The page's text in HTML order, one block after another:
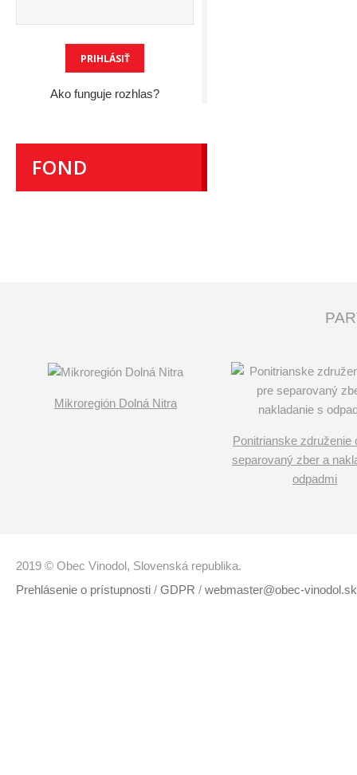
Ako funguje rozhlas?
FOND
Mikroregión Dolná Nitra
Ponitrianske združenie
separovaný zber a
odpadmi
2019 © Obec Vinodol, Slovenská republika.
Prehlásenie o prístupnosti / GDPR / webmaster@obec-vinodol.sk